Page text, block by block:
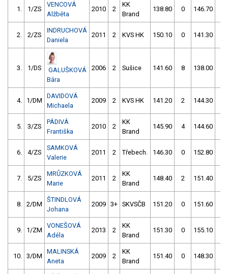
1. 1/ZS
VENCOVÁ
Alžběta
2010 2
KK
Brand
138.80 0 146.70
2. 2/ZS
INDRUCHOVÁ
Daniela
2011 2 KVS HK 150.10 0 141.30
3. 1/DS
GALUŠKOVÁ
Bára
2006 2 Sušice 141.60 8 138.00
4. 1/DM
DAVIDOVÁ
Michaela
2009 2 KVS HK 141.20 2 144.30
5. 3/ZS
PÁDIVÁ
Františka
2010 2
KK
Brand
145.90 4 144.60
6. 4/ZS
SAMKOVÁ
Valerie
2011 2 Třebech. 146.30 0 152.80
7. 5/ZS
MRŮZKOVÁ
Marie
2011 2
KK
Brand
148.40 2 151.40
8. 2/DM
ŠTINDLOVÁ
Johana
2009 3+ SKVSČB 151.20 0 151.60
9. 1/ZM
VONEŠOVÁ
Adéla
2013 2
KK
Brand
151.30 0 155.10
10. 3/DM
MALINSKÁ
Aneta
2009 2
KK
Brand
151.40 0 148.30